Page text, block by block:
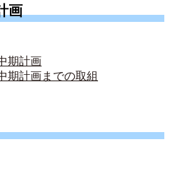
画
期計画
期計画までの取組